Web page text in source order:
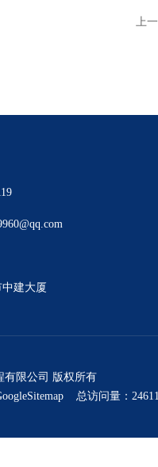
上
建大厦
有限公司 版权所有
总访问量：